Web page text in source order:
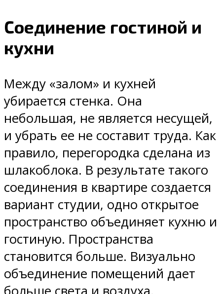
Соединение гостиной и
кухни
Между «залом» и кухней
убирается стенка. Она
небольшая, не является несущей,
и убрать ее не составит труда. Как
правило, перегородка сделана из
шлакоблока. В результате такого
соединения в квартире создается
вариант студии, одно открытое
пространство объединяет кухню и
гостиную. Пространства
становится больше. Визуально
объединение помещений дает